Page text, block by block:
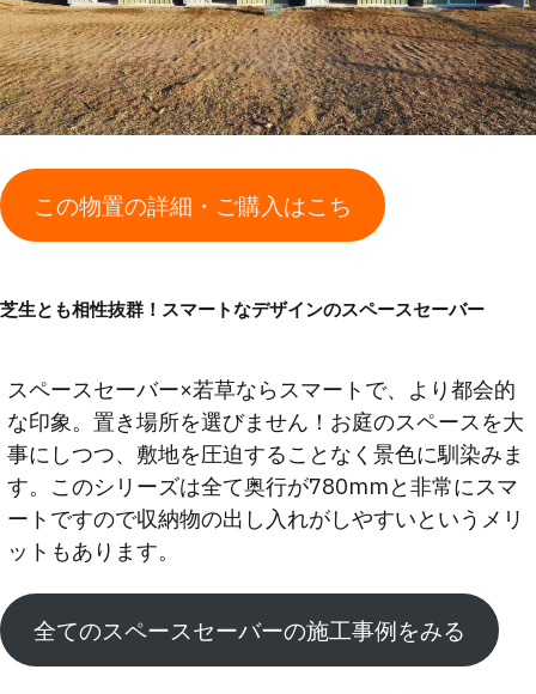
この物置の詳細・ご購入はこち
芝生とも相性抜群！スマートなデザインのスペースセーバー
スペースセーバー×若草ならスマートで、より都会的
な印象。置き場所を選びません！お庭のスペースを大
事にしつつ、敷地を圧迫することなく景色に馴染みま
す。このシリーズは全て奥行が780mmと非常にスマ
ートですので収納物の出し入れがしやすいというメリ
ットもあります。
全てのスペースセーバーの施工事例をみる